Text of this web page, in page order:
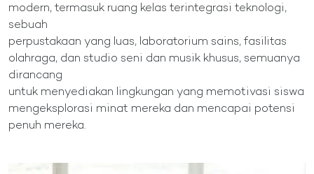
modern, termasuk ruang kelas terintegrasi teknologi,
sebuah
perpustakaan yang luas, laboratorium sains, fasilitas
olahraga, dan studio seni dan musik khusus, semuanya
dirancang
untuk menyediakan lingkungan yang memotivasi siswa
mengeksplorasi minat mereka dan mencapai potensi
penuh mereka.